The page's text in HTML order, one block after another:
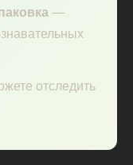
—
отследить